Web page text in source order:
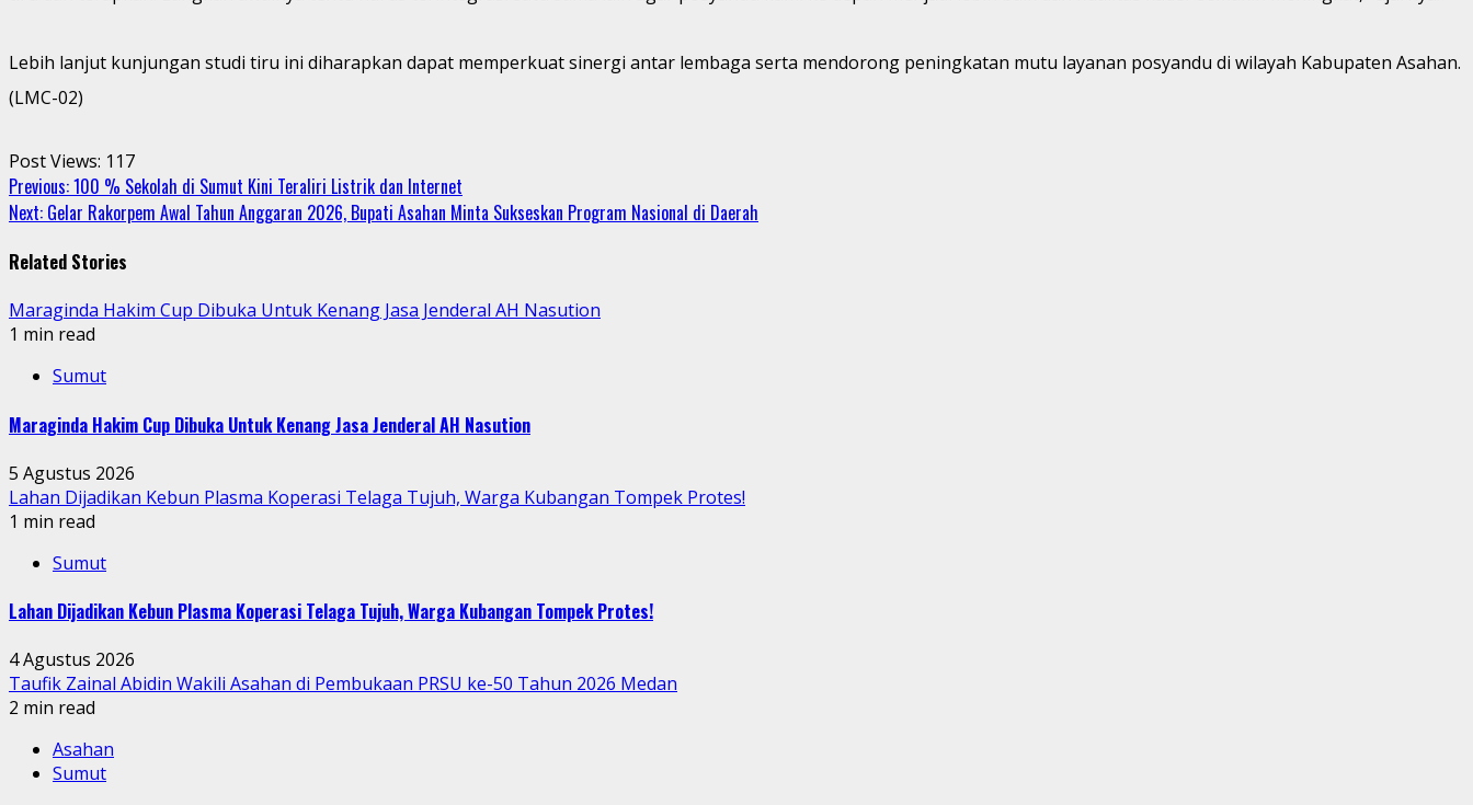
Lebih lanjut kunjungan studi tiru ini diharapkan dapat memperkuat sinergi antar lembaga serta mendorong peningkatan mutu layanan posyandu di wilayah Kabupaten Asahan.
(LMC-02)
Post Views: 117
Continue
Reading
Previous:100 % Sekolah di Sumut Kini Teraliri Listrik dan Internet
Next: Gelar Rakorpem Awal Tahun Anggaran 2026, Bupati Asahan Minta Sukseskan Program Nasional di Daerah
Related Stories
Maraginda Hakim Cup Dibuka Untuk Kenang Jasa Jenderal AH Nasution
1 min read
Sumut
Maraginda Hakim Cup Dibuka Untuk Kenang Jasa Jenderal AH Nasution
5 Agustus 2026
Lahan Dijadikan Kebun Plasma Koperasi Telaga Tujuh, Warga Kubangan Tompek Protes!
1 min read
Sumut
Lahan Dijadikan Kebun Plasma Koperasi Telaga Tujuh, Warga Kubangan Tompek Protes!
4 Agustus 2026
Taufik Zainal Abidin Wakili Asahan di Pembukaan PRSU ke-50 Tahun 2026 Medan
2 min read
Asahan
Sumut